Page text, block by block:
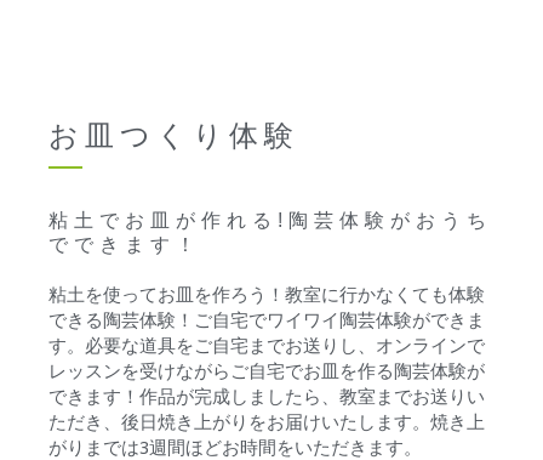
お皿つくり体験
粘土でお皿が作れる!陶芸体験がおうち
でできます！
粘土を使ってお皿を作ろう！教室に行かなくても体験
できる陶芸体験！ご自宅でワイワイ陶芸体験ができま
す。 必要な道具をご自宅までお送りし、オンラインで
レッスンを受けながらご自宅でお皿を作る陶芸体験が
できます！作品が完成しましたら、教室までお送りい
ただき、後日焼き上がりをお届けいたします。 焼き上
がりまでは3週間ほどお時間をいただきます。